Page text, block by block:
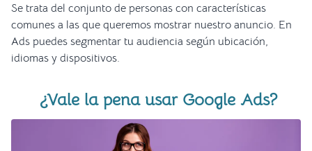
Se trata del conjunto de personas con características
comunes a las que queremos mostrar nuestro anuncio. En
Ads puedes segmentar tu audiencia según ubicación,
idiomas y dispositivos.
¿Vale la pena usar Google Ads?